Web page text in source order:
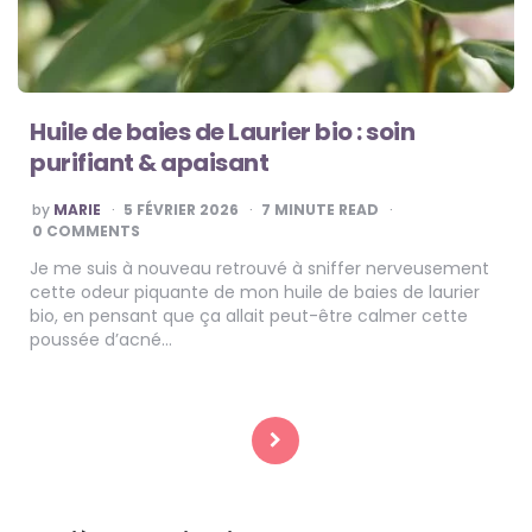
Huile de baies de Laurier bio : soin
purifiant & apaisant
POSTED
BY
by MARIE 5 FÉVRIER 2026 7 MINUTE READ
0 COMMENTS
Je me suis à nouveau retrouvé à sniffer nerveusement
cette odeur piquante de mon huile de baies de laurier
bio, en pensant que ça allait peut-être calmer cette
poussée d’acné…